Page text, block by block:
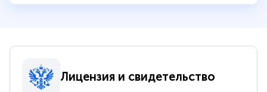
Лицензия и свидетельство